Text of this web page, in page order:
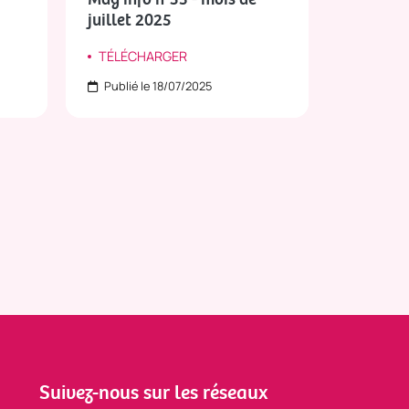
juillet 2025
TÉLÉCHARGER
Publié le 18/07/2025
Suivez-nous sur les réseaux